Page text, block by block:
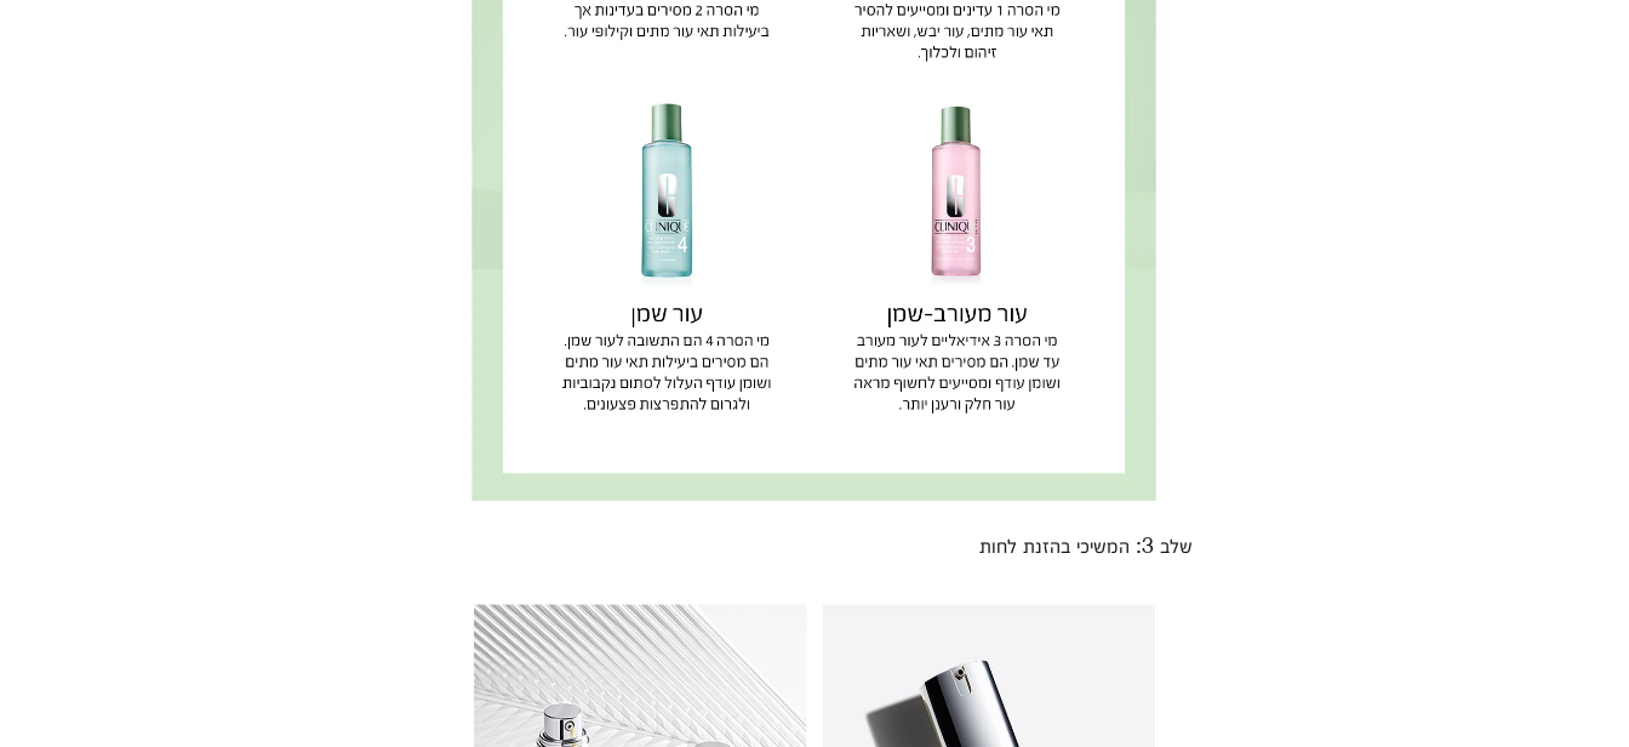
שלב 3: המשיכי בהזנת לחות